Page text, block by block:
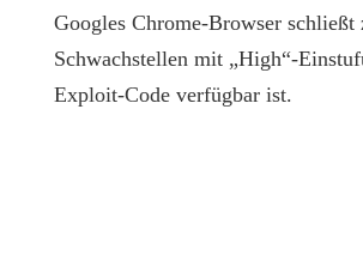
Googles Chrome-Browser schließt
Schwachstellen mit „High“-
Exploit-Code verfügbar ist.